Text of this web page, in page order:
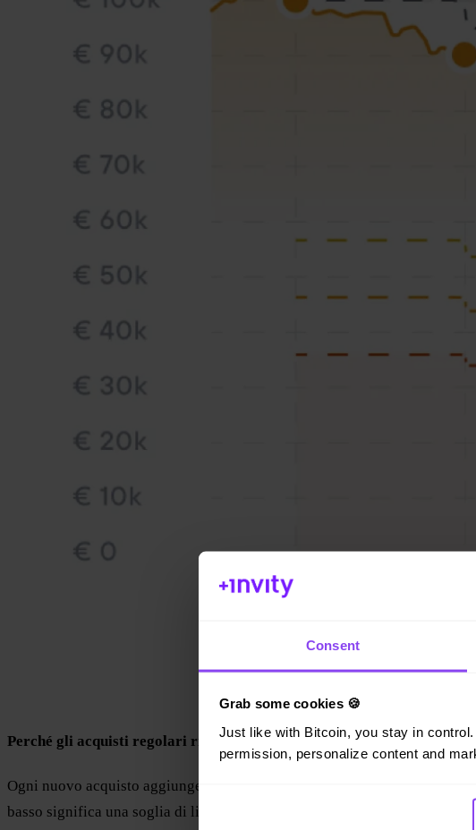
Consent
Grab some cookies 🍪
Just like with Bitcoin, you stay in
permission, personalize content and
Perché gli acquisti regolari riducono il rischio di liquidazione
Ogni nuovo acquisto aggiunge altro Bitcoin alla tua strategia. Se il
basso significa una soglia di liquidazione più bassa.